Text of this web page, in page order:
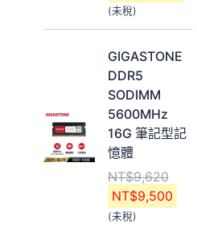
0
0
。
(未稅)
GIGASTONE
DDR5
SODIMM
5600MHz
16G 筆記型記
憶體
NT$9,620
原
始
價
格
：
N
T
$
9
,
NT$9,500
目
：
N
$
(未稅)